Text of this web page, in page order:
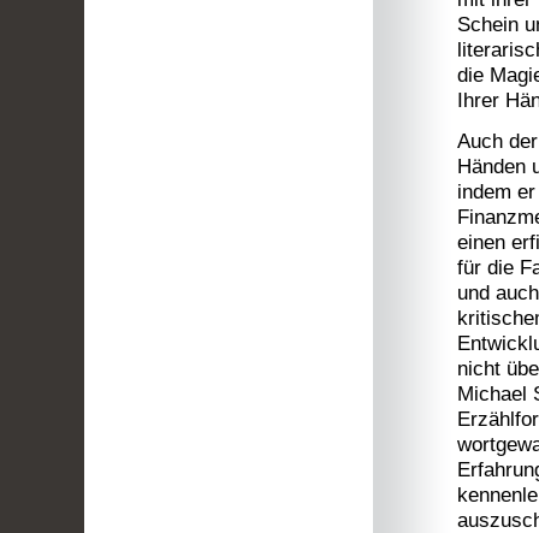
Schein
die
Ihrer
Auch
Händen
indem
einen
für die
und
nicht
Michael